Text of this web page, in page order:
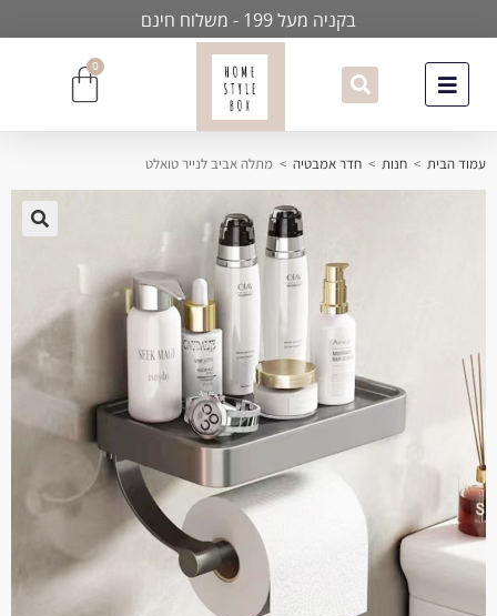
בקניה מעל 199 - משלוח חינם
0
עמוד הבית > חנות > חדר אמבטיה > מתלה אביב לנייר טואלט